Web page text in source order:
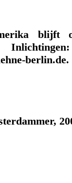
blijft
berlin.de.